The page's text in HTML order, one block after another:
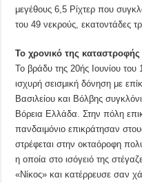
μεγέθους 6,5 Ρίχτερ που
του 49 νεκρούς, εκατοντάδες
Το χρονικό της καταστροφής
Το βράδυ της 20ής Ιουνίου
ισχυρή σεισμική δόνηση με
Βασιλείου και Βόλβης
Βόρεια Ελλάδα. Στην πόλη
πανδαιμόνιο επικράτησαν
στρέφεται στην οκταόροφη
η οποία στο ισόγειό της
«Νίκος» και κατέρρευσε σαν